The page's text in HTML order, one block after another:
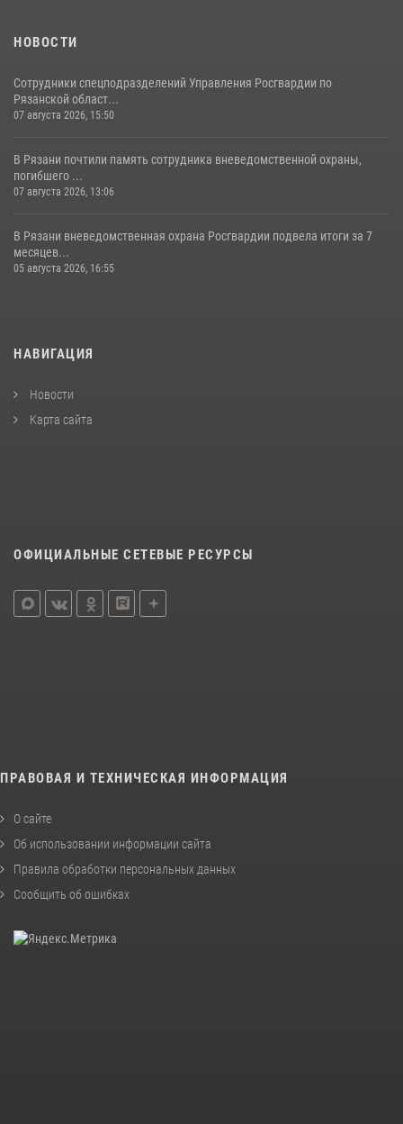
НОВОСТИ
Сотрудники спецподразделений Управления Росгвардии по
Рязанской област...
07 августа 2026, 15:50
В Рязани почтили память сотрудника вневедомственной охраны,
погибшего ...
07 августа 2026, 13:06
В Рязани вневедомственная охрана Росгвардии подвела итоги за 7
месяцев...
05 августа 2026, 16:55
НАВИГАЦИЯ
Новости
Карта сайта
ОФИЦИАЛЬНЫЕ СЕТЕВЫЕ РЕСУРСЫ
ПРАВОВАЯ И ТЕХНИЧЕСКАЯ ИНФОРМАЦИЯ
О сайте
Об использовании информации сайта
Правила обработки персональных данных
Сообщить об ошибках